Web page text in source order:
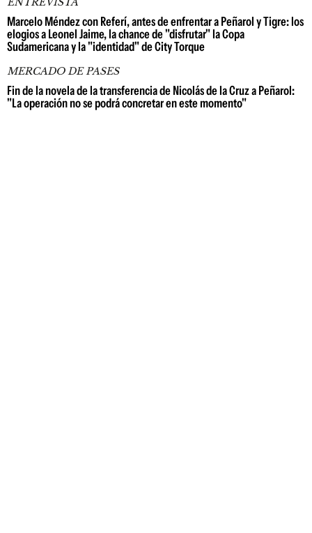
Marcelo Méndez con Referí, antes de enfrentar a Peñarol y Tigre: los
elogios a Leonel Jaime, la chance de "disfrutar" la Copa
Sudamericana y la "identidad" de City Torque
MERCADO DE PASES
Fin de la novela de la transferencia de Nicolás de la Cruz a Peñarol:
"La operación no se podrá concretar en este momento"